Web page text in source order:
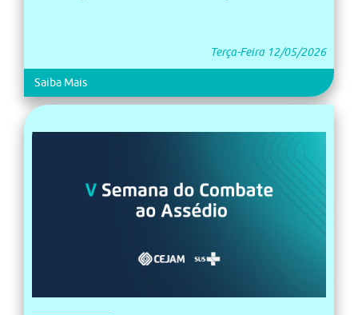
Terça-Feira 12/05/2026
Saiba Mais